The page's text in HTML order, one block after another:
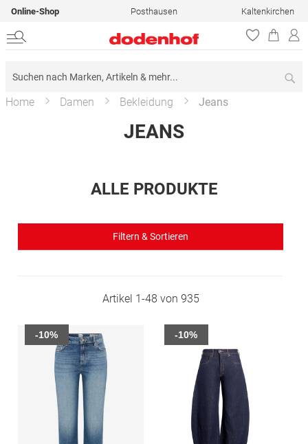
Online-Shop Posthausen Kaltenkirchen
Home Damen Bekleidung Jeans
JEANS
ALLE PRODUKTE
Filtern & Sortieren
Artikel 1-48 von 935
-10% -10%